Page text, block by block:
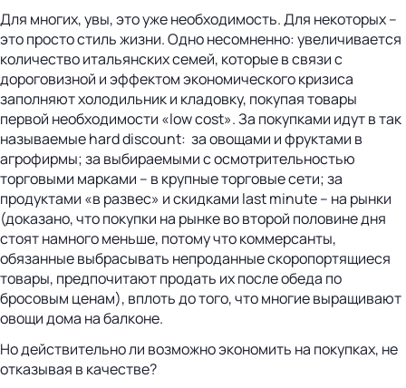
Для многих, увы, это уже необходимость. Для некоторых –
это просто стиль жизни. Одно несомненно: увеличивается
количество итальянских семей, которые в связи с
дороговизной и эффектом экономического кризиса
заполняют холодильник и кладовку, покупая товары
первой необходимости «low cost». За покупками идут в так
называемые hard discount: за овощами и фруктами в
агрофирмы; за выбираемыми с осмотрительностью
торговыми марками – в крупные торговые сети; за
продуктами «в развес» и скидками last minute – на рынки
(доказано, что покупки на рынке во второй половине дня
стоят намного меньше, потому что коммерсанты,
обязанные выбрасывать непроданные скоропортящиеся
товары, предпочитают продать их после обеда по
бросовым ценам), вплоть до того, что многие выращивают
овощи дома на балконе.
Но действительно ли возможно экономить на покупках, не
отказывая в качестве?